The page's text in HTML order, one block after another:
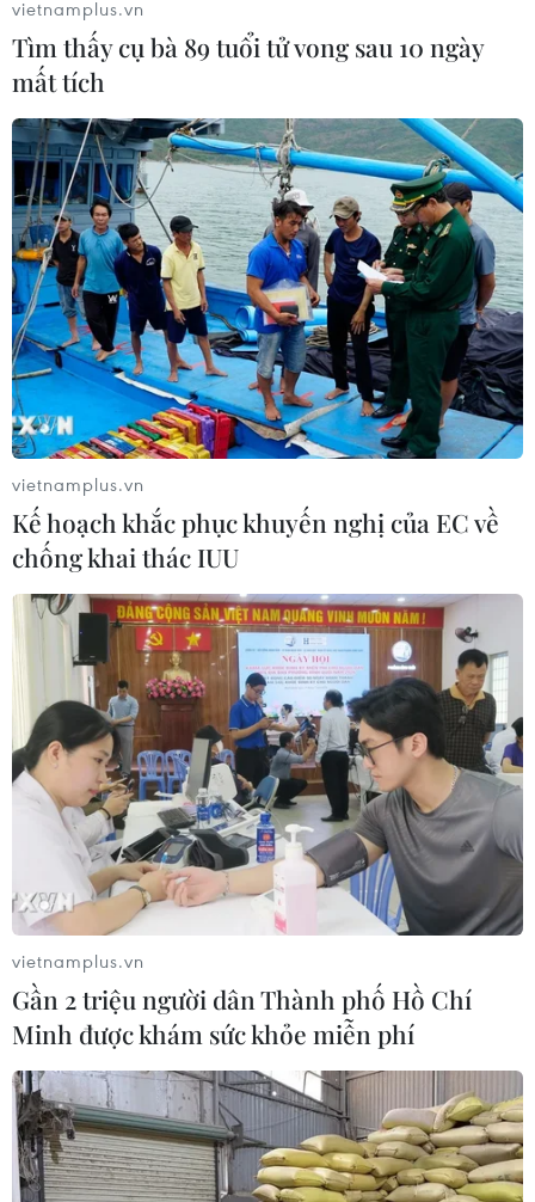
vietnamplus.vn
Tìm thấy cụ bà 89 tuổi tử vong sau 10 ngày
mất tích
vietnamplus.vn
Kế hoạch khắc phục khuyến nghị của EC về
chống khai thác IUU
vietnamplus.vn
Gần 2 triệu người dân Thành phố Hồ Chí
Minh được khám sức khỏe miễn phí